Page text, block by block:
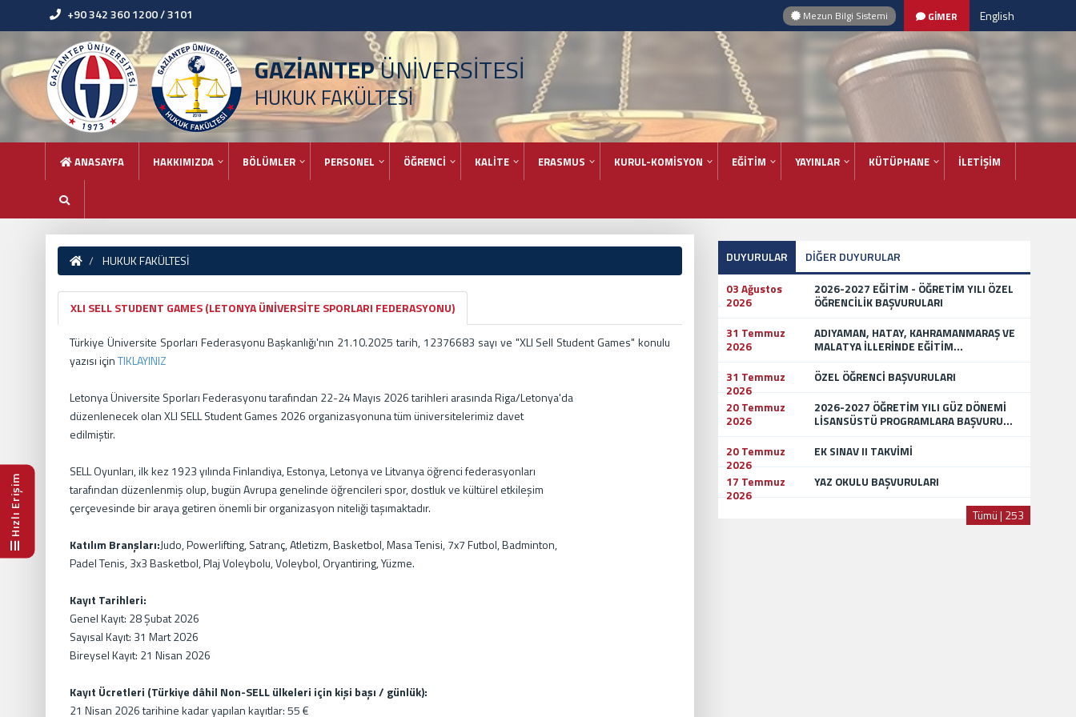
Hızlı Erişim
+90 342 360 1200 / 3101 Mezun Bilgi Sistemi GİMER English
GAZİANTEPÜNİVERSİTESİ
HUKUK FAKÜLTESİ
ANASAYFA HAKKIMIZDA BÖLÜMLER PERSONEL ÖĞRENCİ KALİTE ERASMUS KURUL-KOMİSYON EĞİTİM YAYINLAR KÜTÜPHANE İLETİŞİM
HUKUK FAKÜLTESİ
XLI SELL STUDENT GAMES (LETONYA ÜNİVERSİTE SPORLARI FEDERASYONU)
Türkiye Üniversite Sporları Federasyonu Başkanlığı'nın 21.10.2025 tarih, 12376683 sayı ve "XLI Sell Student Games" konulu
yazısı içinTIKLAYINIZ
Letonya Üniversite Sporları Federasyonu tarafından 22-24 Mayıs 2026 tarihleri arasında Riga/Letonya'da
düzenlenecek olan XLI SELL Student Games 2026 organizasyonuna tüm üniversitelerimiz davet
edilmiştir.
SELL Oyunları, ilk kez 1923 yılında Finlandiya, Estonya, Letonya ve Litvanya öğrenci federasyonları
tarafından düzenlenmiş olup, bugün Avrupa genelinde öğrencileri spor, dostluk ve kültürel etkileşim
çerçevesinde bir araya getiren önemli bir organizasyon niteliği taşımaktadır.
Katılım Branşları:Judo, Powerlifting, Satranç, Atletizm, Basketbol, Masa Tenisi, 7x7 Futbol, Badminton,
Padel Tenis, 3x3 Basketbol, Plaj Voleybolu, Voleybol, Oryantiring, Yüzme.
Kayıt Tarihleri:
Genel Kayıt: 28 Şubat 2026
Sayısal Kayıt: 31 Mart 2026
Bireysel Kayıt: 21 Nisan 2026
Kayıt Ücretleri (Türkiye dâhil Non-SELL ülkeleri için kişi başı / günlük):
21 Nisan 2026 tarihine kadar yapılan kayıtlar: 55 €
DUYURULAR DİĞER DUYURULAR
03 Ağustos
2026
2026-2027 EĞİTİM - ÖĞRETİM YILI ÖZEL
ÖĞRENCİLİK BAŞVURULARI
31 Temmuz
2026
ADIYAMAN, HATAY, KAHRAMANMARAŞ VE
MALATYA İLLERİNDE EĞİTİM...
31 Temmuz
2026
ÖZEL ÖĞRENCİ BAŞVURULARI
20 Temmuz
2026
2026-2027 ÖĞRETİM YILI GÜZ DÖNEMİ
LİSANSÜSTÜ PROGRAMLARA BAŞVURU...
20 Temmuz
2026
EK SINAV II TAKVİMİ
17 Temmuz
2026
YAZ OKULU BAŞVURULARI
Tümü | 253